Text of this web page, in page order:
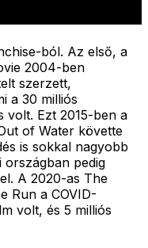
ból. Az első, a
2004-ben
szerzett,
a 30 milliós
volt. Ezt 2015-ben a
of Water követte
is sokkal nagyobb
országban pedig
A 2020-as The
Run a COVID-
volt, és 5 milliós